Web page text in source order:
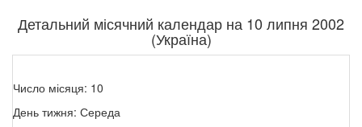
Детальний місячний календар на 10 липня 2002
(Україна)
Число місяця: 10
День тижня: Середа